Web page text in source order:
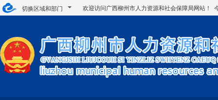
切换区域和部门 欢迎访问广西柳州市人力资源和社会保障局网站！